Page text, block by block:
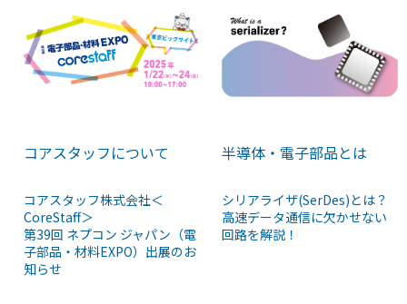
コアスタッフについて
コアスタッフ株式会社＜
CoreStaff＞
第39回 ネプコン ジャパン（電
子部品・材料EXPO）出展のお
知らせ
半導体・電子部品とは
シリアライザ(SerDes)とは？
高速データ通信に欠かせない
回路を解説！